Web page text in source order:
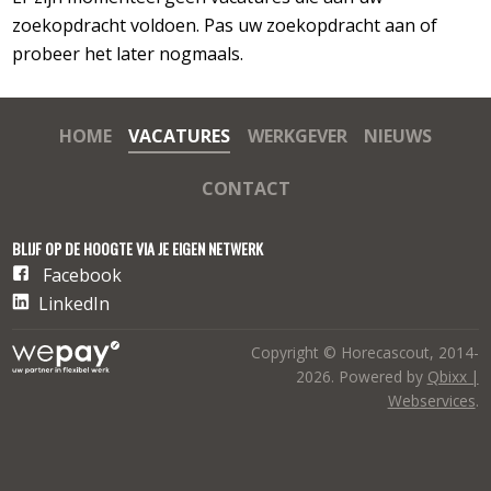
zoekopdracht voldoen. Pas uw zoekopdracht aan of
probeer het later nogmaals.
HOME VACATURES WERKGEVER NIEUWS
CONTACT
BLIJF OP DE HOOGTE VIA JE EIGEN NETWERK
Facebook
LinkedIn
Copyright © Horecascout, 2014-
2026. Powered by Qbixx |
Webservices.